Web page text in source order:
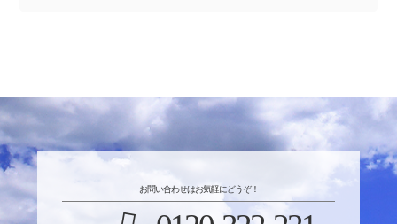
お問い合わせはお気軽にどうぞ！